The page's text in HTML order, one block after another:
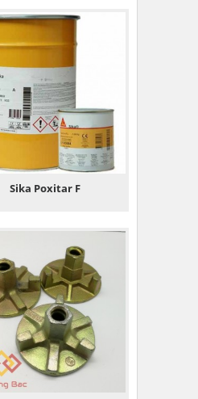
Sika Poxitar F